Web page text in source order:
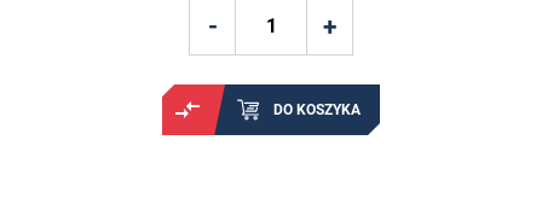
DO KOSZYKA